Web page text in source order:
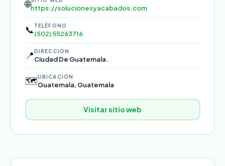
🌐https://solucionesyacabados.com
📞 TELÉFONO
(502) 55263716
📍DIRECCIÓN
Ciudad De Guatemala.
🗺️UBICACIÓN
Guatemala, Guatemala
Visitar sitio web